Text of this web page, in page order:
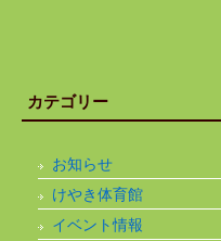
カテゴリー
お知らせ
けやき体育館
イベント情報